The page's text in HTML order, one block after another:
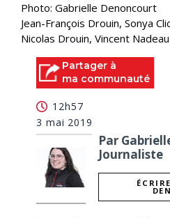
Photo: Gabrielle Denoncourt
Jean-François Drouin, Sonya
Nicolas Drouin, Vincent
Partager à
ma communauté
12h57
3 mai 2019
Par
Journaliste